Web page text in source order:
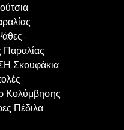
Σκουφάκια
Κολύμβησης
Πέδιλα